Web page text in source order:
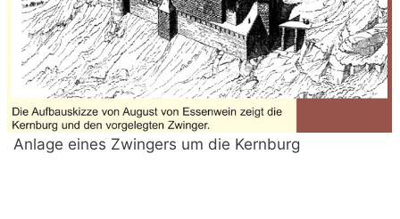
Anlage eines Zwingers um die Kernburg